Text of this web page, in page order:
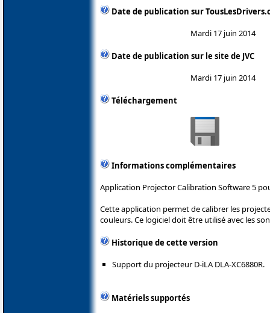
Date de publication sur
Mardi 17 juin 2014
Date de publication sur le site de JVC
Mardi 17 juin 2014
Téléchargement
Informations complémentaires
Application Projector Calibration Software 5
Cette application permet de calibrer les
couleurs. Ce logiciel doit être utilisé avec les
Historique de cette version
Support du projecteur D-iLA DLA-XC6880R.
Matériels supportés